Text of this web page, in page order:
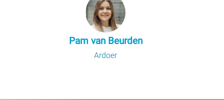
Pam van Beurden
Ardoer